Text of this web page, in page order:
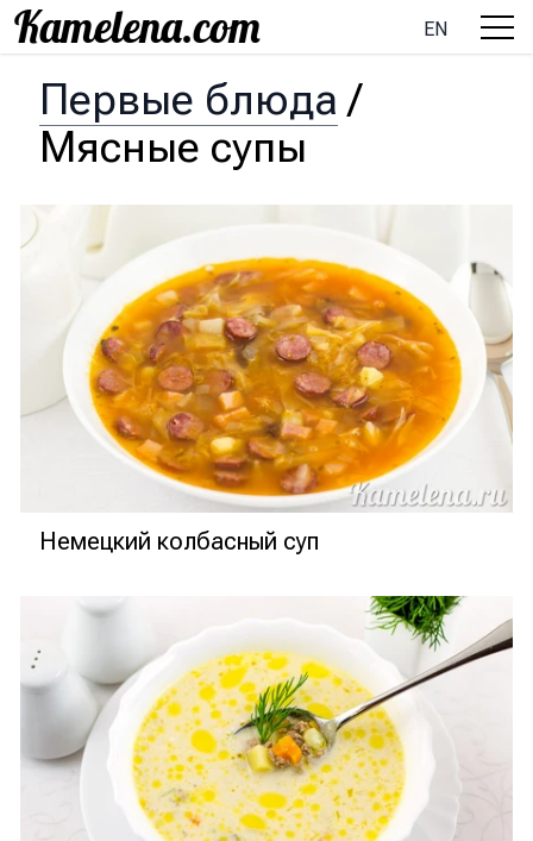
EN
Первые блюда /
Мясные супы
Немецкий колбасный суп